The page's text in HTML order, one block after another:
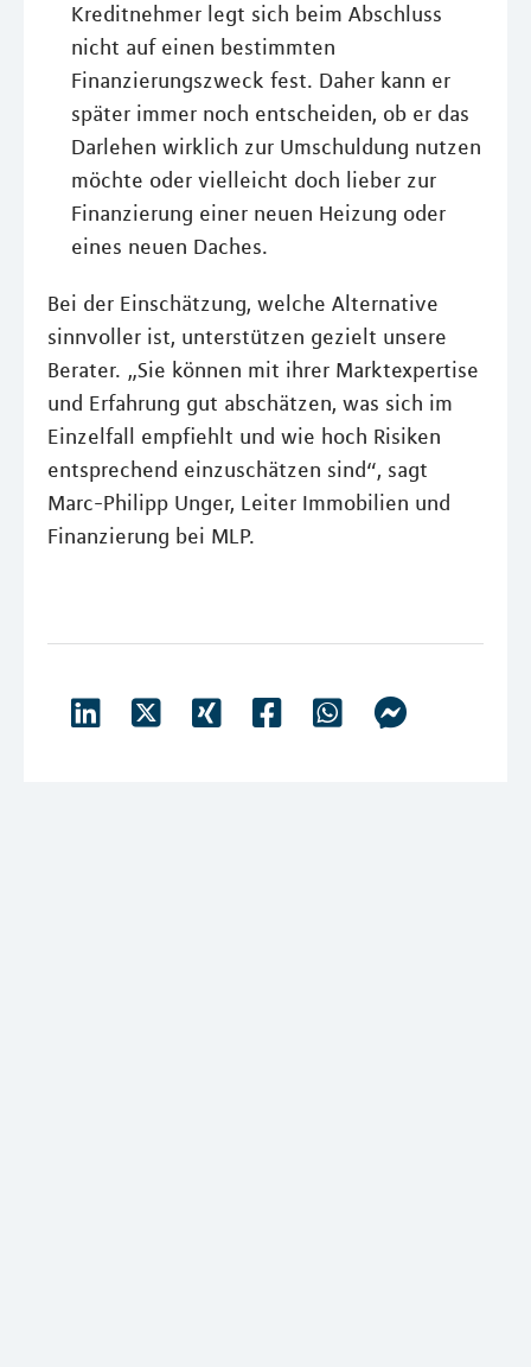
Kreditnehmer legt sich beim Abschluss
nicht auf einen bestimmten
Finanzierungszweck fest. Daher kann er
später immer noch entscheiden, ob er das
Darlehen wirklich zur Umschuldung nutzen
möchte oder vielleicht doch lieber zur
Finanzierung einer neuen Heizung oder
eines neuen Daches.
Bei der Einschätzung, welche Alternative
sinnvoller ist, unterstützen gezielt unsere
Berater. „Sie können mit ihrer Marktexpertise
und Erfahrung gut abschätzen, was sich im
Einzelfall empfiehlt und wie hoch Risiken
entsprechend einzuschätzen sind“, sagt
Marc-Philipp Unger, Leiter Immobilien und
Finanzierung bei MLP.